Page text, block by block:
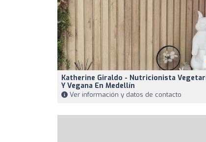
Katherine Giraldo - Nutricionista
Y Vegana En Medellín
Ver información y datos de contacto